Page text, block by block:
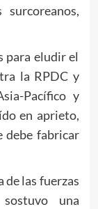
para eludir el
la RPDC y
Pacífico y
en aprieto,
debe fabricar
de las fuerzas
una